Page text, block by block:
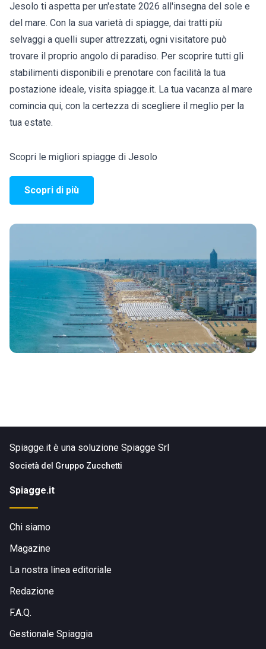
Jesolo ti aspetta per un'estate 2026 all'insegna del sole e
del mare. Con la sua varietà di spiagge, dai tratti più
selvaggi a quelli super attrezzati, ogni visitatore può
trovare il proprio angolo di paradiso. Per scoprire tutti gli
stabilimenti disponibili e prenotare con facilità la tua
postazione ideale, visita spiagge.it. La tua vacanza al mare
comincia qui, con la certezza di scegliere il meglio per la
tua estate.
Scopri le migliori spiagge di Jesolo
Scopri di più
Spiagge.it è una soluzione Spiagge Srl
Società del Gruppo Zucchetti
Spiagge.it
Chi siamo
Magazine
La nostra linea editoriale
Redazione
F.A.Q.
Gestionale Spiaggia